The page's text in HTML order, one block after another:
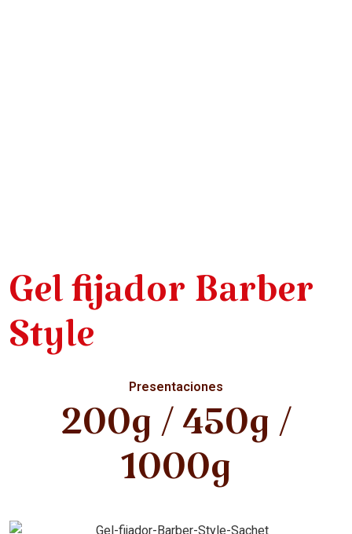
Gel fijador Barber
Style
Presentaciones
200g / 450g /
1000g